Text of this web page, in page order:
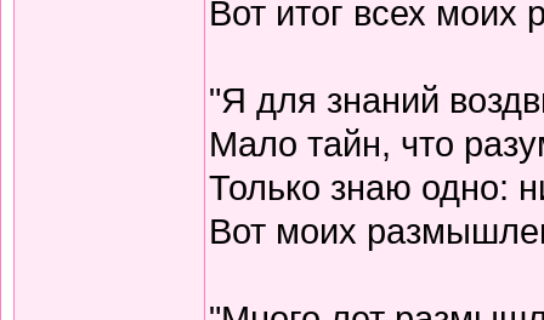
Вот итог всех моих
"Я для знаний
Мало тайн, что
Только знаю одно:
Вот моих